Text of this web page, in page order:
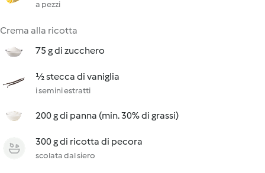
a pezzi
Crema alla ricotta
75 g di zucchero
½ stecca di vaniglia
i semini estratti
200 g di panna (min. 30% di grassi)
300 g di ricotta di pecora
scolata dal siero